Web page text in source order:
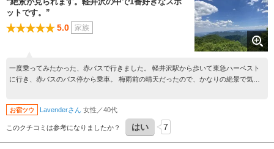
ットです。”
5.0 家族
一度乗ってみたかった、赤バスで行きました。 軽井沢駅から歩いて東急ハーベスト
に行き、赤バスのバス停から乗車。 梅雨前の晴天だったので、かなりの絶景で気持
報あり、見晴台の遊歩道もクマ出没注意の看板があったので、こわくて赤バスで帰り
お宿ツウ Lavenderさん 女性／40代
このクチコミは参考になりましたか？ はい 7